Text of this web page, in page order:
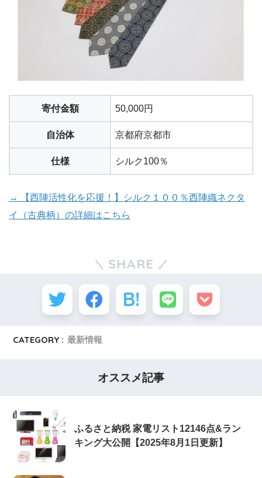
寄付金額 50,000円
自治体 京都府京都市
仕様 シルク100％
→ 【西陣活性化を応援！】シルク１００％西陣織ネクタ
イ（古典柄）の詳細はこちら
SHARE
CATEGORY : 最新情報
オススメ記事
ふるさと納税 家電リスト12146点&ラン
キング大公開【2025年8月1日更新】